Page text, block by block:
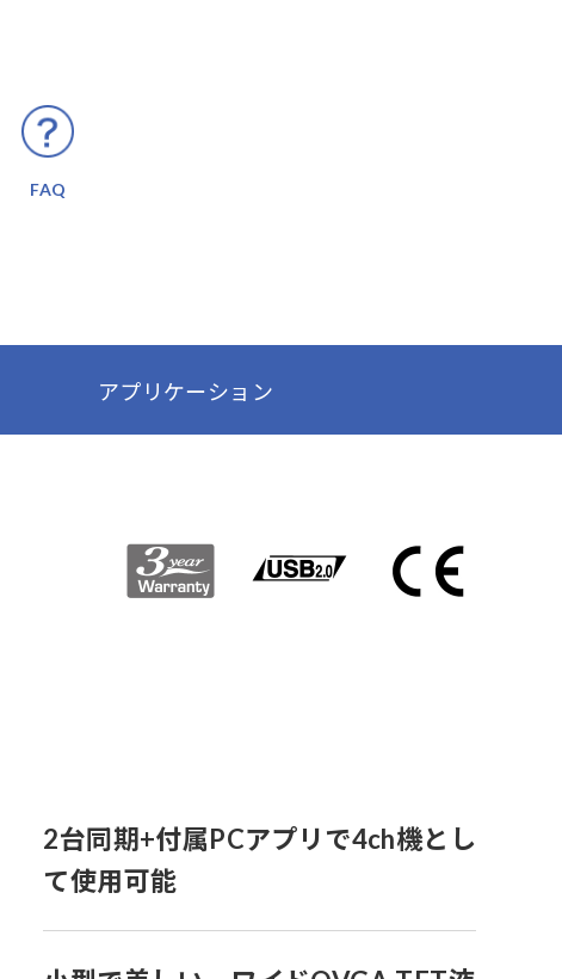
FAQ
アプリケーション
2台同期+付属PCアプリで4ch機とし
て使用可能